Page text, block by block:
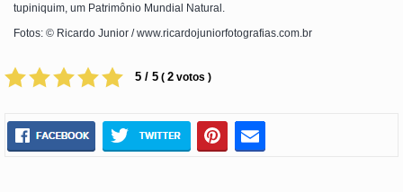
tupiniquim, um Patrimônio Mundial Natural.
Fotos: © Ricardo Junior / www.ricardojuniorfotografias.com.br
5 / 5 ( 2 votos )